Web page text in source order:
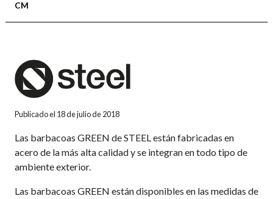
CM
Publicado el 18 de julio de 2018
Las barbacoas GREEN de STEEL están fabricadas en
acero de la más alta calidad y se integran en todo tipo de
ambiente exterior.
Las barbacoas GREEN están disponibles en las medidas de